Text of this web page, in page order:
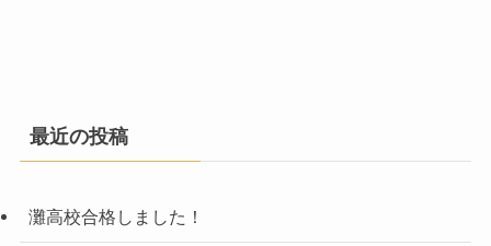
最近の投稿
灘高校合格しました！